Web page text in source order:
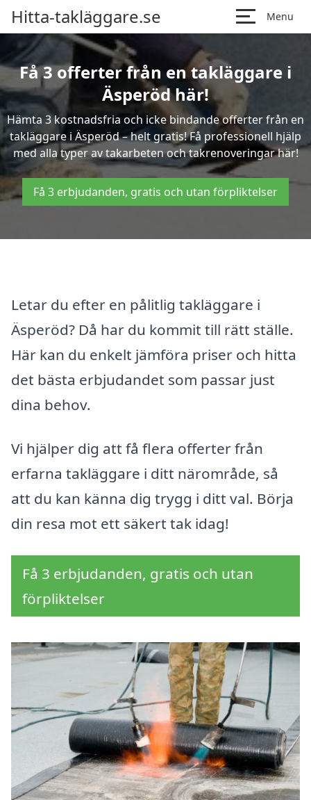
Hitta-takläggare.se Menu
Få 3 offerter från en takläggare i
Äsperöd här!
Hämta 3 kostnadsfria och icke bindande offerter från en
takläggare i Äsperöd – helt gratis! Få professionell hjälp
med alla typer av takarbeten och takrenoveringar här!
Få 3 erbjudanden, gratis och utan förpliktelser
Letar du efter en pålitlig takläggare i
Äsperöd? Då har du kommit till rätt ställe.
Här kan du enkelt jämföra priser och hitta
det bästa erbjudandet som passar just
dina behov.
Vi hjälper dig att få flera offerter från
erfarna takläggare i ditt närområde, så
att du kan känna dig trygg i ditt val. Börja
din resa mot ett säkert tak idag!
Få 3 erbjudanden, gratis och utan
förpliktelser